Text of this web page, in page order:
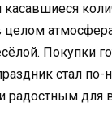
целом
Покупки
стал по-
для